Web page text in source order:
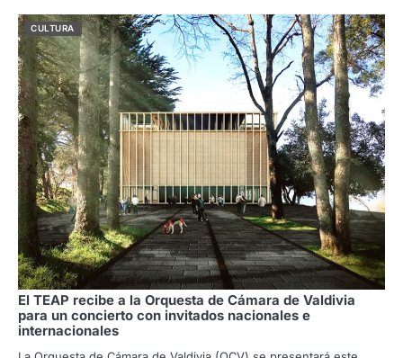
CULTURA
El TEAP recibe a la Orquesta de Cámara de Valdivia
para un concierto con invitados nacionales e
internacionales